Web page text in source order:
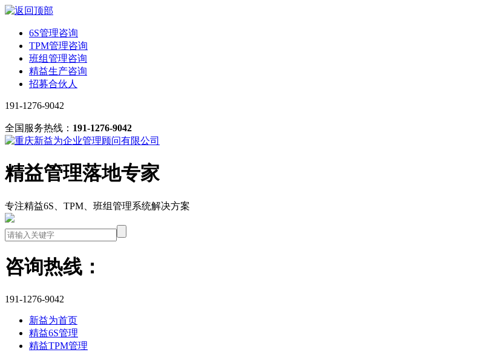
6S管理咨询
TPM管理咨询
班组管理咨询
精益生产咨询
招募合伙人
191-1276-9042
全国服务热线： 191-1276-9042
精益管理落地专家
专注精益6S、TPM、班组管理系统解决方案
咨询热线：
191-1276-9042
新益为首页
精益6S管理
精益TPM管理